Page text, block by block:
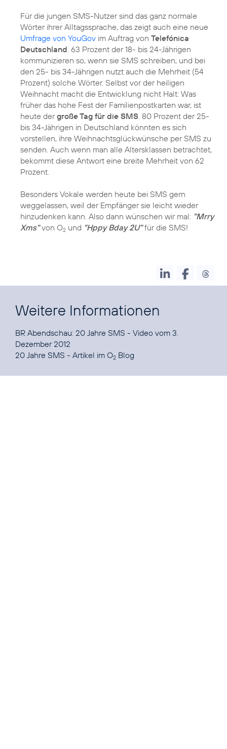
Für die jungen SMS-Nutzer sind das ganz normale
Wörter ihrer Alltagssprache, das zeigt auch eine neue
Umfrage von YouGov im Auftrag von Telefónica
Deutschland. 63 Prozent der 18- bis 24-Jährigen
kommunizieren so, wenn sie SMS schreiben, und bei
den 25- bis 34-Jährigen nutzt auch die Mehrheit (54
Prozent) solche Wörter. Selbst vor der heiligen
Weihnacht macht die Entwicklung nicht Halt: Was
früher das hohe Fest der Familienpostkarten war, ist
heute dergroße Tag für die SMS. 80 Prozent der 25-
bis 34-Jährigen in Deutschland könnten es sich
vorstellen, ihre Weihnachtsglückwünsche per SMS zu
senden. Auch wenn man alle Altersklassen betrachtet,
bekommt diese Antwort eine breite Mehrheit von 62
Prozent.
Besonders Vokale werden heute bei SMS gern
weggelassen, weil der Empfänger sie leicht wieder
hinzudenken kann. Also dann wünschen wir mal: "Mrry
Xms"von O2 und "Hppy Bday 2U"für die SMS!
Weitere Informationen
BR Abendschau: 20 Jahre SMS - Video vom 3.
20 Jahre SMS - Artikel im O2 Blog